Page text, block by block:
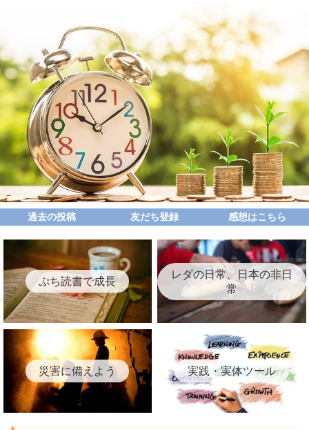
過去の投稿 友だち登録 感想はこちら
ぷち読書で成長
レダの日常、日本の非日
常
災害に備えよう 実践・実体ツール